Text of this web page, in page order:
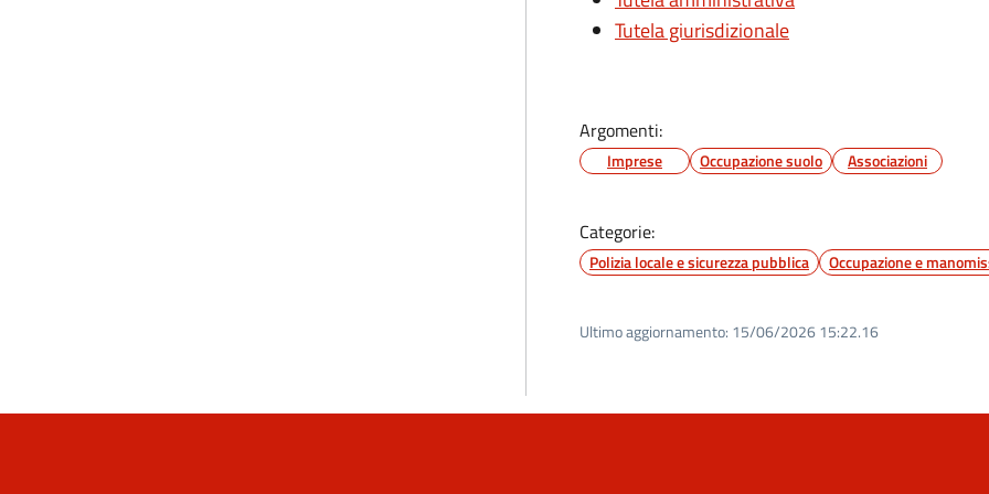
Tutela giurisdizionale
Argomenti:
Imprese Occupazione suolo Associazioni
Categorie:
Polizia locale e sicurezza pubblica Occupazione e
Ultimo aggiornamento: 15/06/2026 15:22.16